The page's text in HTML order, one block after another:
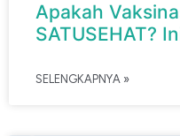
Apakah
SATUSEHAT?
SELENGKAPNYA »